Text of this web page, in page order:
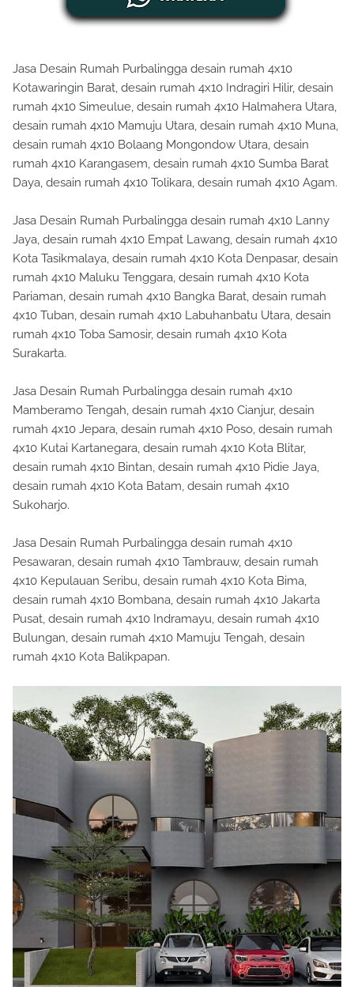
Jasa Desain Rumah Purbalingga desain rumah 4x10
Kotawaringin Barat, desain rumah 4x10 Indragiri Hilir, desain
rumah 4x10 Simeulue, desain rumah 4x10 Halmahera Utara,
desain rumah 4x10 Mamuju Utara, desain rumah 4x10 Muna,
desain rumah 4x10 Bolaang Mongondow Utara, desain
rumah 4x10 Karangasem, desain rumah 4x10 Sumba Barat
Daya, desain rumah 4x10 Tolikara, desain rumah 4x10 Agam.
Jasa Desain Rumah Purbalingga desain rumah 4x10 Lanny
Jaya, desain rumah 4x10 Empat Lawang, desain rumah 4x10
Kota Tasikmalaya, desain rumah 4x10 Kota Denpasar, desain
rumah 4x10 Maluku Tenggara, desain rumah 4x10 Kota
Pariaman, desain rumah 4x10 Bangka Barat, desain rumah
4x10 Tuban, desain rumah 4x10 Labuhanbatu Utara, desain
rumah 4x10 Toba Samosir, desain rumah 4x10 Kota
Surakarta.
Jasa Desain Rumah Purbalingga desain rumah 4x10
Mamberamo Tengah, desain rumah 4x10 Cianjur, desain
rumah 4x10 Jepara, desain rumah 4x10 Poso, desain rumah
4x10 Kutai Kartanegara, desain rumah 4x10 Kota Blitar,
desain rumah 4x10 Bintan, desain rumah 4x10 Pidie Jaya,
desain rumah 4x10 Kota Batam, desain rumah 4x10
Sukoharjo.
Jasa Desain Rumah Purbalingga desain rumah 4x10
Pesawaran, desain rumah 4x10 Tambrauw, desain rumah
4x10 Kepulauan Seribu, desain rumah 4x10 Kota Bima,
desain rumah 4x10 Bombana, desain rumah 4x10 Jakarta
Pusat, desain rumah 4x10 Indramayu, desain rumah 4x10
Bulungan, desain rumah 4x10 Mamuju Tengah, desain
rumah 4x10 Kota Balikpapan.